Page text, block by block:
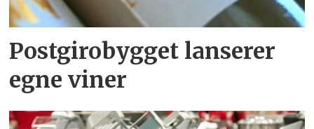
Postgirobygget lanserer
egne viner